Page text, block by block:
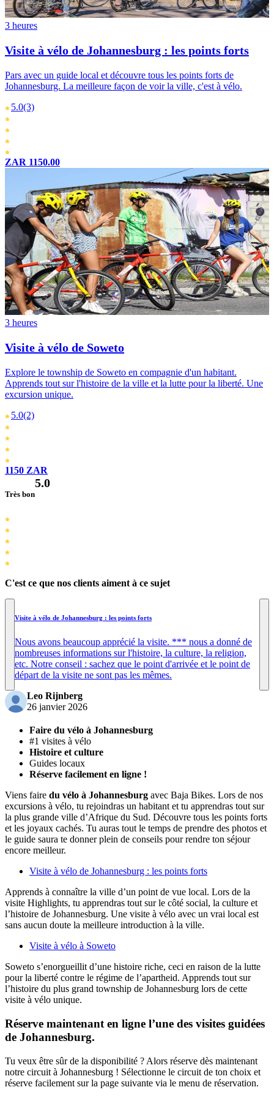
3 heures
Visite à vélo de Johannesburg : les points forts
Pars avec un guide local et découvre tous les points forts de
Johannesburg. La meilleure façon de voir la ville, c'est à vélo.
5.0(3)
ZAR 1150.00
3 heures
Visite à vélo de Soweto
Explore le township de Soweto en compagnie d'un habitant.
Apprends tout sur l'histoire de la ville et la lutte pour la liberté. Une
excursion unique.
5.0(2)
1150 ZAR
Très bon
5.0
C'est ce que nos clients aiment à ce sujet
Visite à vélo de Johannesburg : les points forts
Nous avons beaucoup apprécié la visite. *** nous a donné de
nombreuses informations sur l'histoire, la culture, la religion,
etc. Notre conseil : sachez que le point d'arrivée et le point de
départ de la visite ne sont pas les mêmes.
Leo Rijnberg
26 janvier 2026
Faire du vélo à Johannesburg
#1 visites à vélo
Histoire et culture
Guides locaux
Réserve facilement en ligne !
Viens faire du vélo à Johannesburg avec Baja Bikes. Lors de nos
excursions à vélo, tu rejoindras un habitant et tu apprendras tout sur
la plus grande ville d’Afrique du Sud. Découvre tous les points forts
et les joyaux cachés. Tu auras tout le temps de prendre des photos et
le guide saura te donner plein de conseils pour rendre ton séjour
encore meilleur.
Visite à vélo de Johannesburg : les points forts
Apprends à connaître la ville d’un point de vue local. Lors de la
visite Highlights, tu apprendras tout sur le côté social, la culture et
l’histoire de Johannesburg. Une visite à vélo avec un vrai local est
sans aucun doute la meilleure introduction à la ville.
Visite à vélo à Soweto
Soweto s’enorgueillit d’une histoire riche, ceci en raison de la lutte
pour la liberté contre le régime de l’apartheid. Apprends tout sur
l’histoire du plus grand township de Johannesburg lors de cette
visite à vélo unique.
Réserve maintenant en ligne l’une des visites guidées
de Johannesburg.
Tu veux être sûr de la disponibilité ? Alors réserve dès maintenant
notre circuit à Johannesburg ! Sélectionne le circuit de ton choix et
réserve facilement sur la page suivante via le menu de réservation.